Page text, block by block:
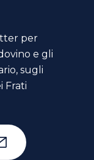
per
e gli
sugli
Frati